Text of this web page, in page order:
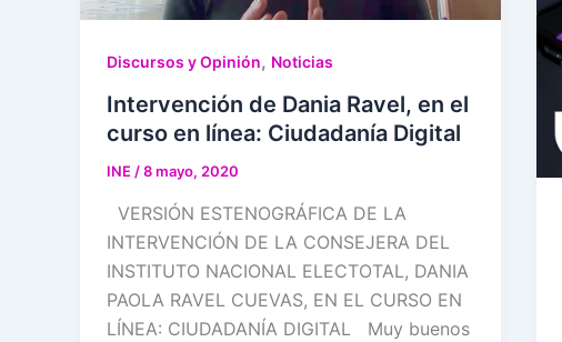
Discursos y Opinión, Noticias
Intervención de Dania Ravel, en el
curso en línea: Ciudadanía Digital
INE /8 mayo, 2020
VERSIÓN ESTENOGRÁFICA DE LA
INTERVENCIÓN DE LA CONSEJERA DEL
INSTITUTO NACIONAL ELECTOTAL, DANIA
PAOLA RAVEL CUEVAS, EN EL CURSO EN
LÍNEA: CIUDADANÍA DIGITAL Muy buenos